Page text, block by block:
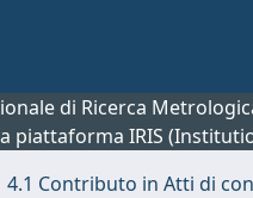
di Ricerca
piattaforma IRIS
4.1 Contributo in Atti di